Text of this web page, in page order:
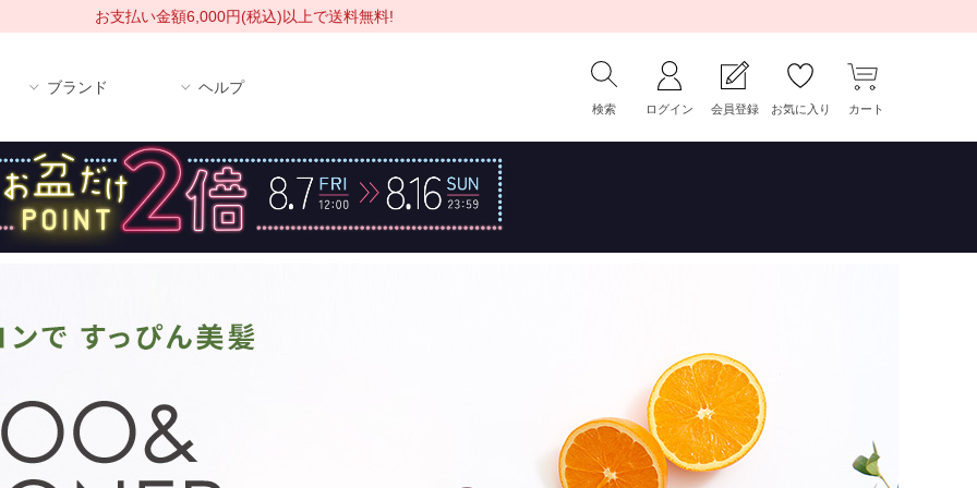
お支払い金額6,000円(税込)以上で送料無料!
ブランド ヘルプ
検索 ログイン 会員登録 お気に入り カート